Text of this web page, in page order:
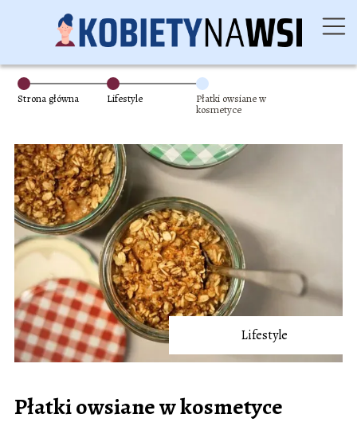
Strona główna Lifestyle
Płatki owsiane w
kosmetyce
Lifestyle
Płatki owsiane w kosmetyce